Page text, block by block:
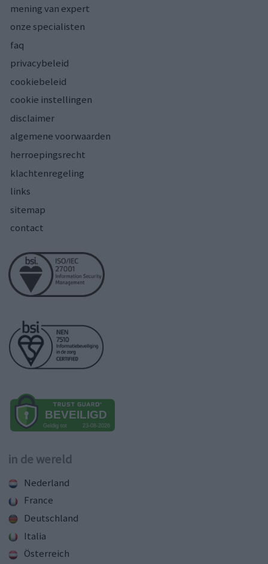
mening van expert
onze specialisten
faq
privacybeleid
cookiebeleid
cookie instellingen
disclaimer
algemene voorwaarden
herroepingsrecht
klachtenregeling
links
sitemap
contact
in de wereld
Nederland
France
Deutschland
Italia
Österreich